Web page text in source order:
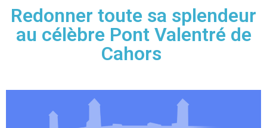
Redonner toute sa splendeur
au célèbre Pont Valentré de
Cahors